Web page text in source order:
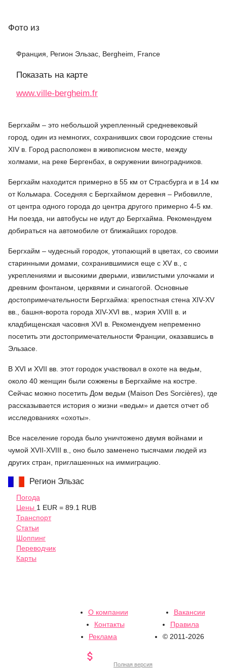
Фото из
Франция, Регион Эльзас, Bergheim, France
Показать на карте
www.ville-bergheim.fr
Бергхайм – это небольшой укрепленный средневековый
город, один из немногих, сохранивших свои городские стены
XIV в. Город расположен в живописном месте, между
холмами, на реке Бергенбах, в окружении виноградников.
Бергхайм находится примерно в 55 км от Страсбурга и в 14 км
от Кольмара. Соседняя с Бергхаймом деревня – Рибовилле,
от центра одного города до центра другого примерно 4-5 км.
Ни поезда, ни автобусы не идут до Бергхайма. Рекомендуем
добираться на автомобиле от ближайших городов.
Бергхайм – чудесный городок, утопающий в цветах, со своими
старинными домами, сохранившимися еще с XV в., с
укреплениями и высокими дверьми, извилистыми улочками и
древним фонтаном, церквями и синагогой. Основные
достопримечательности Бергхайма: крепостная стена XIV-XV
вв., башня-ворота города XIV-XVI вв., мэрия XVIII в. и
кладбищенская часовня XVI в. Рекомендуем непременно
посетить эти достопримечательности Франции, оказавшись в
Эльзасе.
В XVI и XVII вв. этот городок участвовал в охоте на ведьм,
около 40 женщин были сожжены в Бергхайме на костре.
Сейчас можно посетить Дом ведьм (Maison Des Sorcières), где
рассказывается история о жизни «ведьм» и дается отчет об
исследованиях «охоты».
Все население города было уничтожено двумя войнами и
чумой XVII-XVIII в., оно было заменено тысячами людей из
других стран, приглашенных на иммиграцию.
Регион Эльзас
Погода
Цены 1 EUR = 89.1 RUB
Транспорт
Статьи
Шоппинг
Переводчик
Карты
О компании
Вакансии
Контакты
Правила
Реклама
© 2011-2026

Полная версия